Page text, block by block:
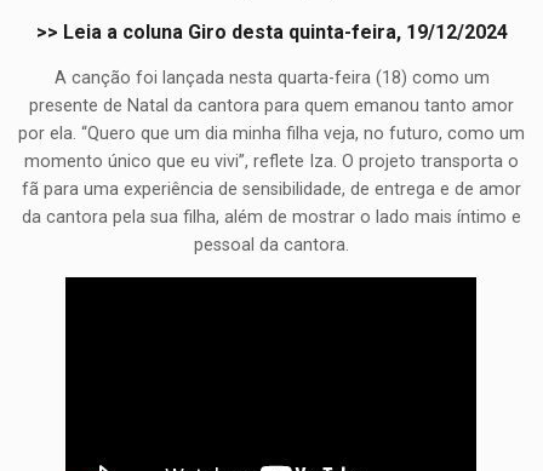
>> Leia a coluna Giro desta quinta-feira, 19/12/2024
A canção foi lançada nesta quarta-feira (18) como um
presente de Natal da cantora para quem emanou tanto amor
por ela. “Quero que um dia minha filha veja, no futuro, como um
momento único que eu vivi”, reflete Iza. O projeto transporta o
fã para uma experiência de sensibilidade, de entrega e de amor
da cantora pela sua filha, além de mostrar o lado mais íntimo e
pessoal da cantora.